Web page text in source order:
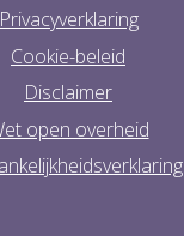
Privacyverklaring
Cookie-beleid
Disclaimer
open overheid